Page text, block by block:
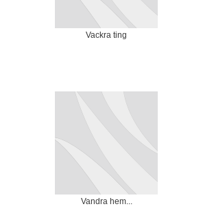
Vackra ting
Vandra hem...